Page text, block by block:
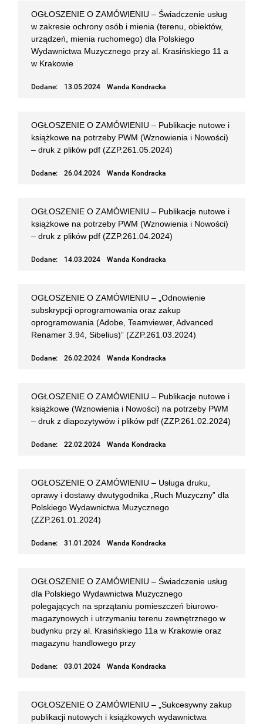
OGŁOSZENIE O ZAMÓWIENIU – Świadczenie usług
w zakresie ochrony osób i mienia (terenu, obiektów,
urządzeń, mienia ruchomego) dla Polskiego
Wydawnictwa Muzycznego przy al. Krasińskiego 11 a
w Krakowie
Dodane: 13.05.2024 Wanda Kondracka
OGŁOSZENIE O ZAMÓWIENIU – Publikacje nutowe i
książkowe na potrzeby PWM (Wznowienia i Nowości)
– druk z plików pdf (ZZP.261.05.2024)
Dodane: 26.04.2024 Wanda Kondracka
OGŁOSZENIE O ZAMÓWIENIU – Publikacje nutowe i
książkowe na potrzeby PWM (Wznowienia i Nowości)
– druk z plików pdf (ZZP.261.04.2024)
Dodane: 14.03.2024 Wanda Kondracka
OGŁOSZENIE O ZAMÓWIENIU – „Odnowienie
subskrypcji oprogramowania oraz zakup
oprogramowania (Adobe, Teamviewer, Advanced
Renamer 3.94, Sibelius)” (ZZP.261.03.2024)
Dodane: 26.02.2024 Wanda Kondracka
OGŁOSZENIE O ZAMÓWIENIU – Publikacje nutowe i
książkowe (Wznowienia i Nowości) na potrzeby PWM
– druk z diapozytywów i plików pdf (ZZP.261.02.2024)
Dodane: 22.02.2024 Wanda Kondracka
OGŁOSZENIE O ZAMÓWIENIU – Usługa druku,
oprawy i dostawy dwutygodnika „Ruch Muzyczny” dla
Polskiego Wydawnictwa Muzycznego
(ZZP.261.01.2024)
Dodane: 31.01.2024 Wanda Kondracka
OGŁOSZENIE O ZAMÓWIENIU – Świadczenie usług
dla Polskiego Wydawnictwa Muzycznego
polegających na sprzątaniu pomieszczeń biurowo-
magazynowych i utrzymaniu terenu zewnętrznego w
budynku przy al. Krasińskiego 11a w Krakowie oraz
magazynu handlowego przy
Dodane: 03.01.2024 Wanda Kondracka
OGŁOSZENIE O ZAMÓWIENIU – „Sukcesywny zakup
publikacji nutowych i książkowych wydawnictwa